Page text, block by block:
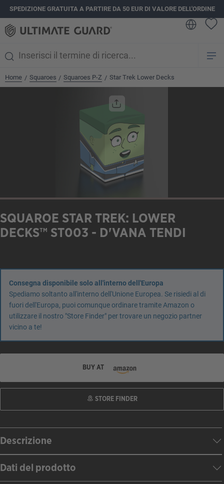
principale
SPEDIZIONE GRATUITA A PARTIRE DA 50 EUR DI VALORE DELL'ORDINE
Home / Squaroes / Squaroes P-Z / Star Trek Lower Decks
SQUAROE STAR TREK: LOWER
DECKS™ ST003 - D'VANA TENDI
Consegna disponibile solo all'interno dell'Europa
Spediamo soltanto all'interno dell'Unione Europea. Se risiedi al di
fuori dell'Europa, puoi comunque ordinare tramite Amazon o
utilizzare il nostro "Store Finder" per trovare un negozio partner
vicino a te!
BUY AT
STORE FINDER
Descrizione
Dati del prodotto